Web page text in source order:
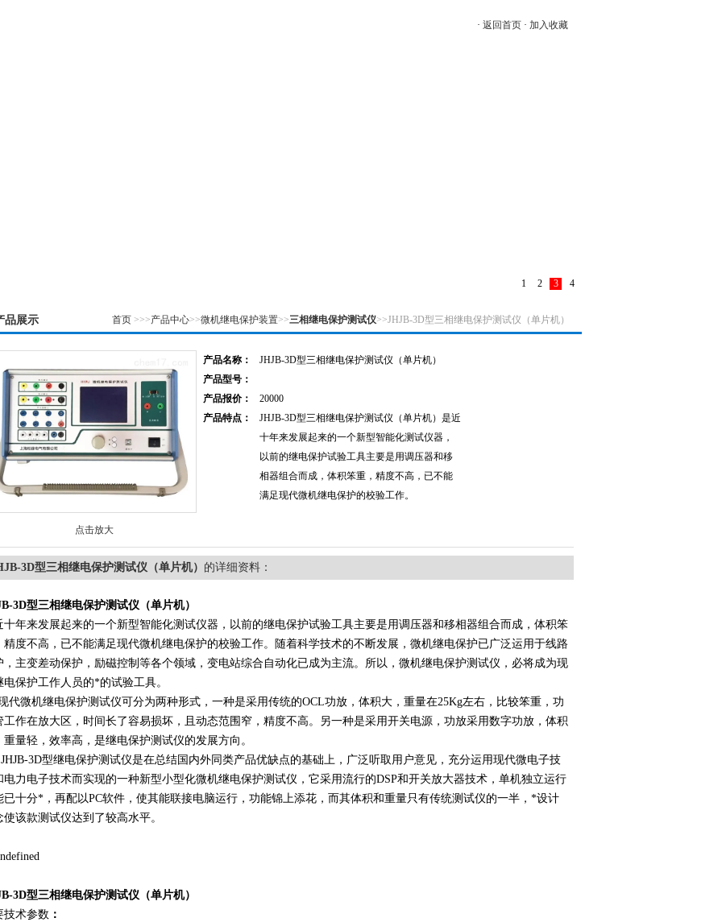
· 返回首页 · 加入收藏
1 2 3 4
品展示 首页 >>>产品中心>>微机继电保护装置>>三相继电保护测试仪>>JHJB-3D型三相继电保护测试仪（单片机）
点击放大
产品名称：
JHJB-3D型三相继电保护测试仪（单片机）
产品型号：
产品报价：
20000
产品特点：
JHJB-3D型三相继电保护测试仪（单片机）是近
十年来发展起来的一个新型智能化测试仪器，
以前的继电保护试验工具主要是用调压器和移
相器组合而成，体积笨重，精度不高，已不能
满足现代微机继电保护的校验工作。
3D型三相继电保护测试仪（单片机） 的详细资料：
3D型三相继电保护测试仪（单片机）
十年来发展起来的一个新型智能化测试仪器，以前的继电保护试验工具主要是用调压器和移相器组合而成，体积笨
精度不高，已不能满足现代微机继电保护的校验工作。随着科学技术的不断发展，微机继电保护已广泛运用于线路
，主变差动保护，励磁控制等各个领域，变电站综合自动化已成为主流。所以，微机继电保护测试仪，必将成为现
电保护工作人员的*的试验工具。
微机继电保护测试仪可分为两种形式，一种是采用传统的OCL功放，体积大，重量在25Kg左右，比较笨重，功
工作在放大区，时间长了容易损坏，且动态范围窄，精度不高。另一种是采用开关电源，功放采用数字功放，体积
重量轻，效率高，是继电保护测试仪的发展方向。
3D型继电保护测试仪是在总结国内外同类产品优缺点的基础上，广泛听取用户意见，充分运用现代微电子技
电力电子技术而实现的一种新型小型化微机继电保护测试仪，它采用流行的DSP和开关放大器技术，单机独立运行
已十分*，再配以PC软件，使其能联接电脑运行，功能锦上添花，而其体积和重量只有传统测试仪的一半，*设计
使该款测试仪达到了较高水平。
3D型三相继电保护测试仪（单片机）
技术参数 ：